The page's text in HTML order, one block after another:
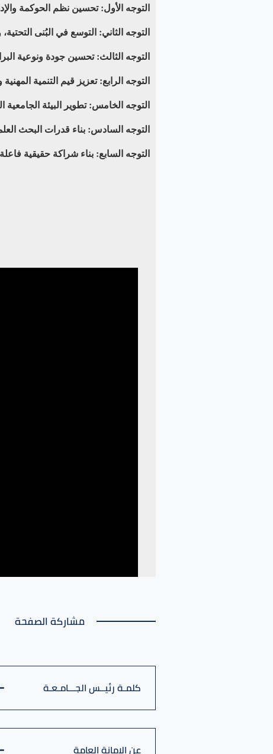
التوجه الأول: تحسين نظم الحوكمة
التوجه الثاني: التوسع في البُنى التحتية،
التوجه الثالث: تحسين جودة ونوعية
التوجه الرابع: تعزيز قيم التنمية
التوجه الخامس: تطوير البيئة الجامعية
التوجه السادس: بناء قدرات البحث
التوجه السابع: بناء شراكة حقيقية
مشاركة الصفحة
كلمـة رئيــس الجـــامـعـة
عن الامانة العامة